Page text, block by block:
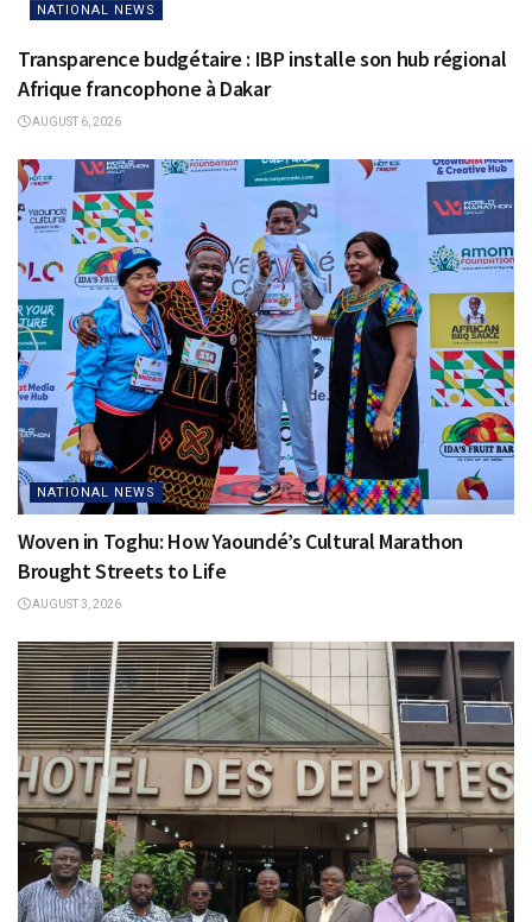
NATIONAL NEWS
Transparence budgétaire : IBP installe son hub régional
Afrique francophone à Dakar
AUGUST 6, 2026
NATIONAL NEWS
Woven in Toghu: How Yaoundé’s Cultural Marathon
Brought Streets to Life
AUGUST 3, 2026